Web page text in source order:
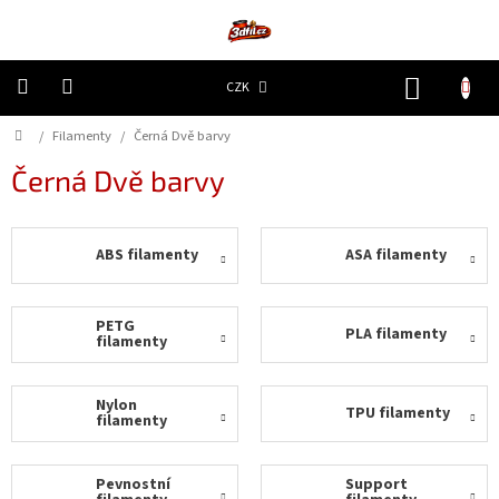
CZK
díly
ceny
Domů
/ Filamenty / Černá Dvě barvy
Černá Dvě barvy
ABS filamenty ASA filamenty
PETG
filamenty PLA filamenty
Nylon
filamenty TPU filamenty
Pevnostní Support